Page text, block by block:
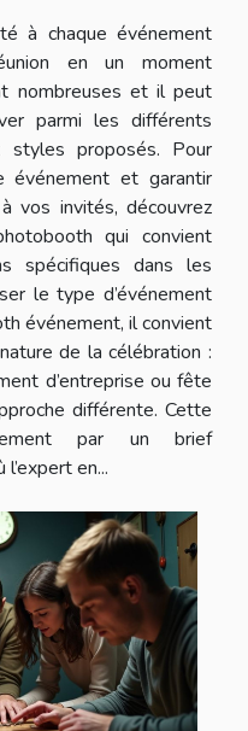
à chaque événement
en un moment
nombreuses et il peut
parmi les différents
styles proposés. Pour
événement et garantir
vos invités, découvrez
qui convient
spécifiques dans les
le type d’événement
événement, il convient
de la célébration :
d’entreprise ou fête
différente. Cette
par un brief
en...